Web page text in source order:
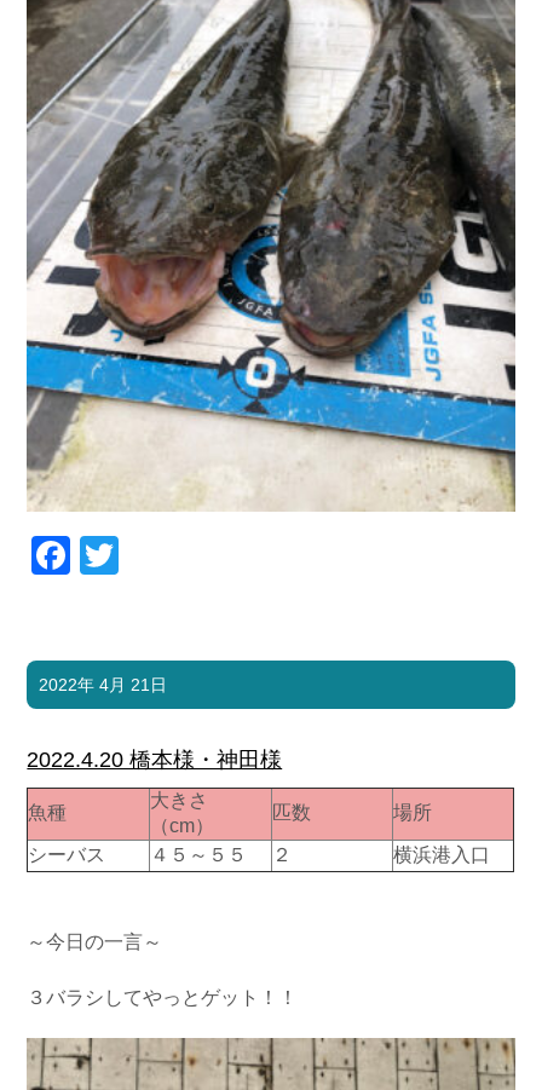
Facebook
2022年 4月 21日
2022.4.20 橋本様・神田様
魚種
大きさ
（cm）
匹数 場所
シーバス ４５～５５ ２ 横浜港入口
～今日の一言～
３バラシしてやっとゲット！！